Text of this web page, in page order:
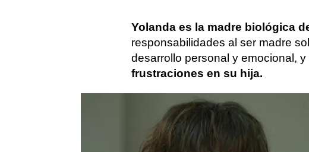
Yolanda es la madre biológica
responsabilidades al ser madre
desarrollo personal y emocional, y
frustraciones en su hija.
Cuando Alba tiene 6 años,
proyecta sus deseos y su
con el que vive de nuevo la